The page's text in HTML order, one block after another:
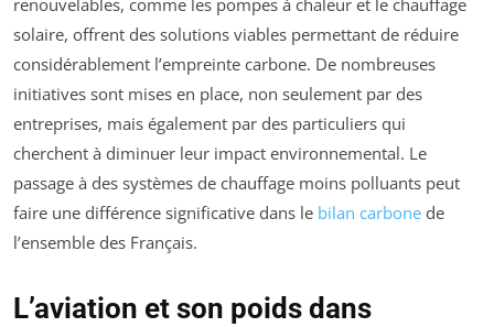
renouvelables, comme les pompes à chaleur et le chauffage
solaire, offrent des solutions viables permettant de réduire
considérablement l’empreinte carbone. De nombreuses
initiatives sont mises en place, non seulement par des
entreprises, mais également par des particuliers qui
cherchent à diminuer leur impact environnemental. Le
passage à des systèmes de chauffage moins polluants peut
faire une différence significative dans le bilan carbone de
l’ensemble des Français.
L’aviation et son poids dans